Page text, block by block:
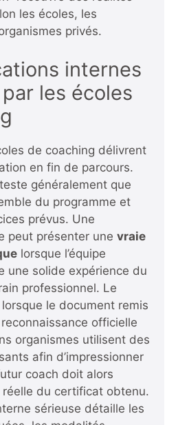
les écoles, les
privés.
internes
les écoles
de coaching délivrent
en fin de parcours.
généralement que
du programme et
prévus. Une
peut présenter une vraie
lorsque l’équipe
une solide expérience du
professionnel. Le
le document remis
officielle
organismes utilisent des
afin d’impressionner
coach doit alors
du certificat obtenu.
sérieuse détaille les